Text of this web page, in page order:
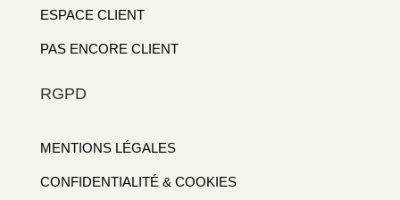
ESPACE CLIENT
PAS ENCORE CLIENT
RGPD
MENTIONS LÉGALES
CONFIDENTIALITÉ & COOKIES